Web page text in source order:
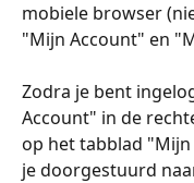
mobiele browser
"Mijn Account" en
Zodra je bent
Account" in de
op het tabblad
je doorgestuurd